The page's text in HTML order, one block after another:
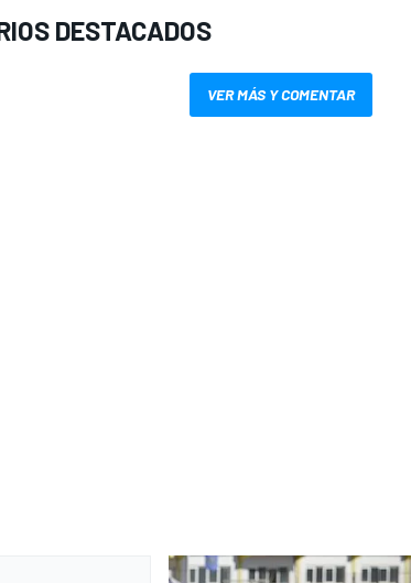
DESTACADOS
VER MÁS Y COMENTAR